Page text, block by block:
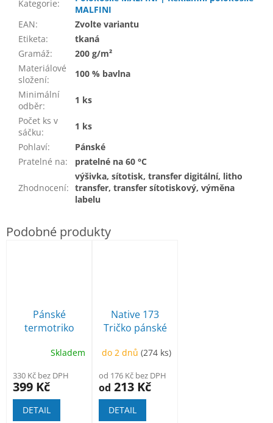
Kategorie:
MALFINI
EAN:
Zvolte variantu
Etiketa:
tkaná
Gramáž:
200 g/m²
Materiálové
složení:
100 % bavlna
Minimální
odběr:
1 ks
Počet ks v
sáčku:
1 ks
Pohlaví:
Pánské
Pratelné na: pratelné na 60 °C
Zhodnocení:
výšivka, sítotisk, transfer digitální, litho
transfer, transfer sítotiskový, výměna
labelu
Pánské
termotriko
160
Skladem
330 Kč bez DPH
399 Kč
DETAIL
Native 173
Tričko pánské
do 2 dnů(274 ks)
od 176 Kč bez DPH
od 213 Kč
DETAIL